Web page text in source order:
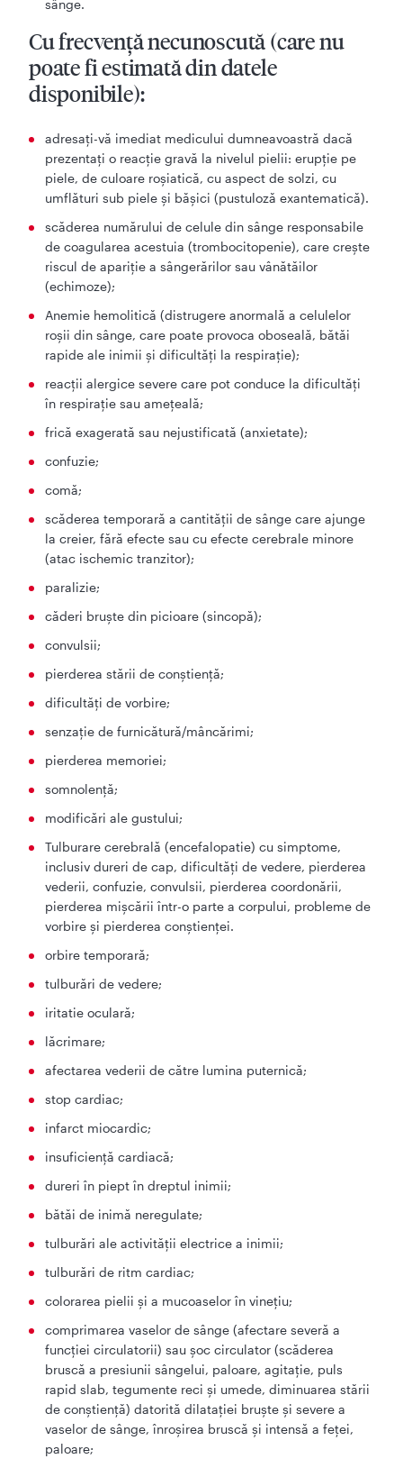
sânge.
Cu frecvenţă necunoscută (care nu
poate fi estimată din datele
disponibile):
adresați-vă imediat medicului dumneavoastră dacă
prezentați o reacție gravă la nivelul pielii: erupție pe
piele, de culoare roșiatică, cu aspect de solzi, cu
umflături sub piele și bășici (pustuloză exantematică).
scăderea numărului de celule din sânge responsabile
de coagularea acestuia (trombocitopenie), care creşte
riscul de apariţie a sângerărilor sau vânătăilor
(echimoze);
Anemie hemolitică (distrugere anormală a celulelor
roşii din sânge, care poate provoca oboseală, bătăi
rapide ale inimii și dificultăţi la respirație);
reacţii alergice severe care pot conduce la dificultăţi
în respiraţie sau ameţeală;
frică exagerată sau nejustificată (anxietate);
confuzie;
comă;
scăderea temporară a cantităţii de sânge care ajunge
la creier, fără efecte sau cu efecte cerebrale minore
(atac ischemic tranzitor);
paralizie;
căderi bruşte din picioare (sincopă);
convulsii;
pierderea stării de conştienţă;
dificultăţi de vorbire;
senzaţie de furnicătură/mâncărimi;
pierderea memoriei;
somnolenţă;
modificări ale gustului;
Tulburare cerebrală (encefalopatie) cu simptome,
inclusiv dureri de cap, dificultăți de vedere, pierderea
vederii, confuzie, convulsii, pierderea coordonării,
pierderea mișcării într-o parte a corpului, probleme de
vorbire și pierderea conștienței.
orbire temporară;
tulburări de vedere;
iritatie oculară;
lăcrimare;
afectarea vederii de către lumina puternică;
stop cardiac;
infarct miocardic;
insuficienţă cardiacă;
dureri în piept în dreptul inimii;
bătăi de inimă neregulate;
tulburări ale activității electrice a inimii;
tulburări de ritm cardiac;
colorarea pielii şi a mucoaselor în vineţiu;
comprimarea vaselor de sânge (afectare severă a
funcţiei circulatorii) sau şoc circulator (scăderea
bruscă a presiunii sângelui, paloare, agitaţie, puls
rapid slab, tegumente reci și umede, diminuarea stării
de conştienţă) datorită dilataţiei bruşte şi severe a
vaselor de sânge, înroşirea bruscă şi intensă a feţei,
paloare;